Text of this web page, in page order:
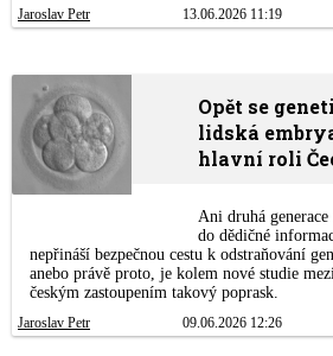
Jaroslav Petr 13.06.2026 11:19
Opět se
lidská
hlavní roli
Ani druhá
do dědičné
nepřináší bezpečnou cestu k odstraňování
anebo právě proto, je kolem nové studie
českým zastoupením takový poprask.
Jaroslav Petr 09.06.2026 12:26